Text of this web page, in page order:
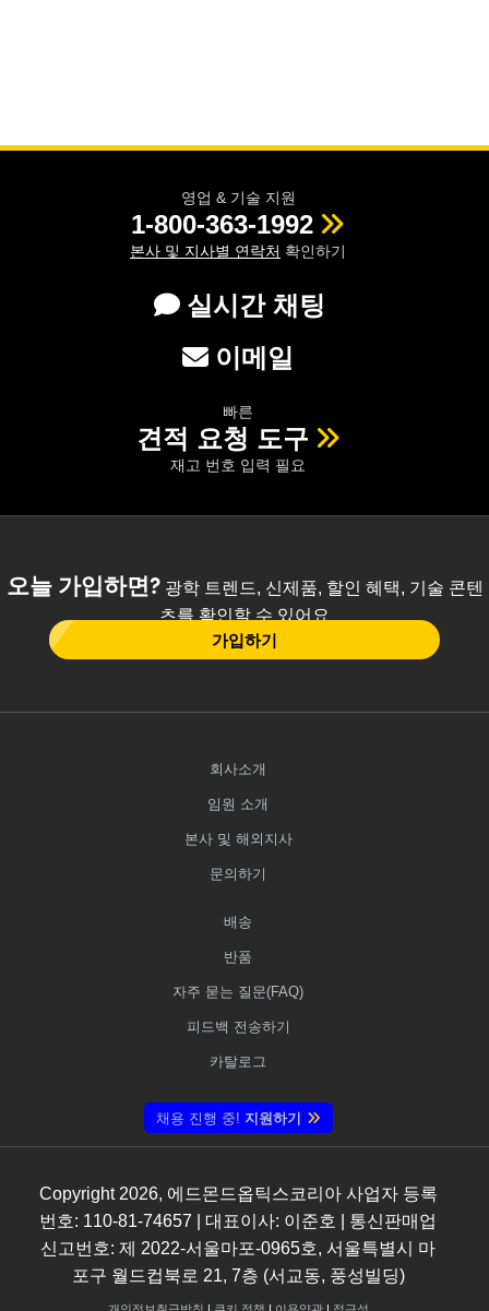
영업 & 기술 지원
1-800-363-1992
본사 및 지사별 연락처 확인하기
실시간 채팅
이메일
빠른
견적 요청 도구
재고 번호 입력 필요
오늘 가입하면?광학 트렌드, 신제품, 할인 혜택, 기술 콘텐
츠를 확인할 수 있어요
가입하기
회사소개
임원 소개
본사 및 해외지사
문의하기
배송
반품
자주 묻는 질문(FAQ)
피드백 전송하기
카탈로그
채용 진행 중! 지원하기
Copyright 2026, 에드몬드옵틱스코리아 사업자 등록
번호: 110-81-74657 | 대표이사: 이준호 | 통신판매업
신고번호: 제 2022-서울마포-0965호, 서울특별시 마
포구 월드컵북로 21, 7층 (서교동, 풍성빌딩)